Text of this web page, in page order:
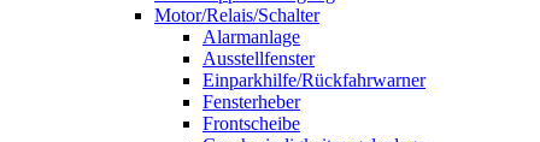
Motor/Relais/Schalter
Alarmanlage
Ausstellfenster
Einparkhilfe/Rückfahrwarner
Fensterheber
Frontscheibe